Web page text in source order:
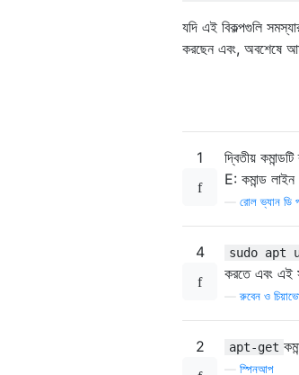
যদি এই বিকল্পগুলি
করছেন এবং, অবশেষে
1
দ্বিতীয়
E: কমান্ড লাইন
রোল ভ্যান ডি
4 sudo apt
করতে এবং এই
—রুবেন ও
2 apt-get
স্পিনআপ